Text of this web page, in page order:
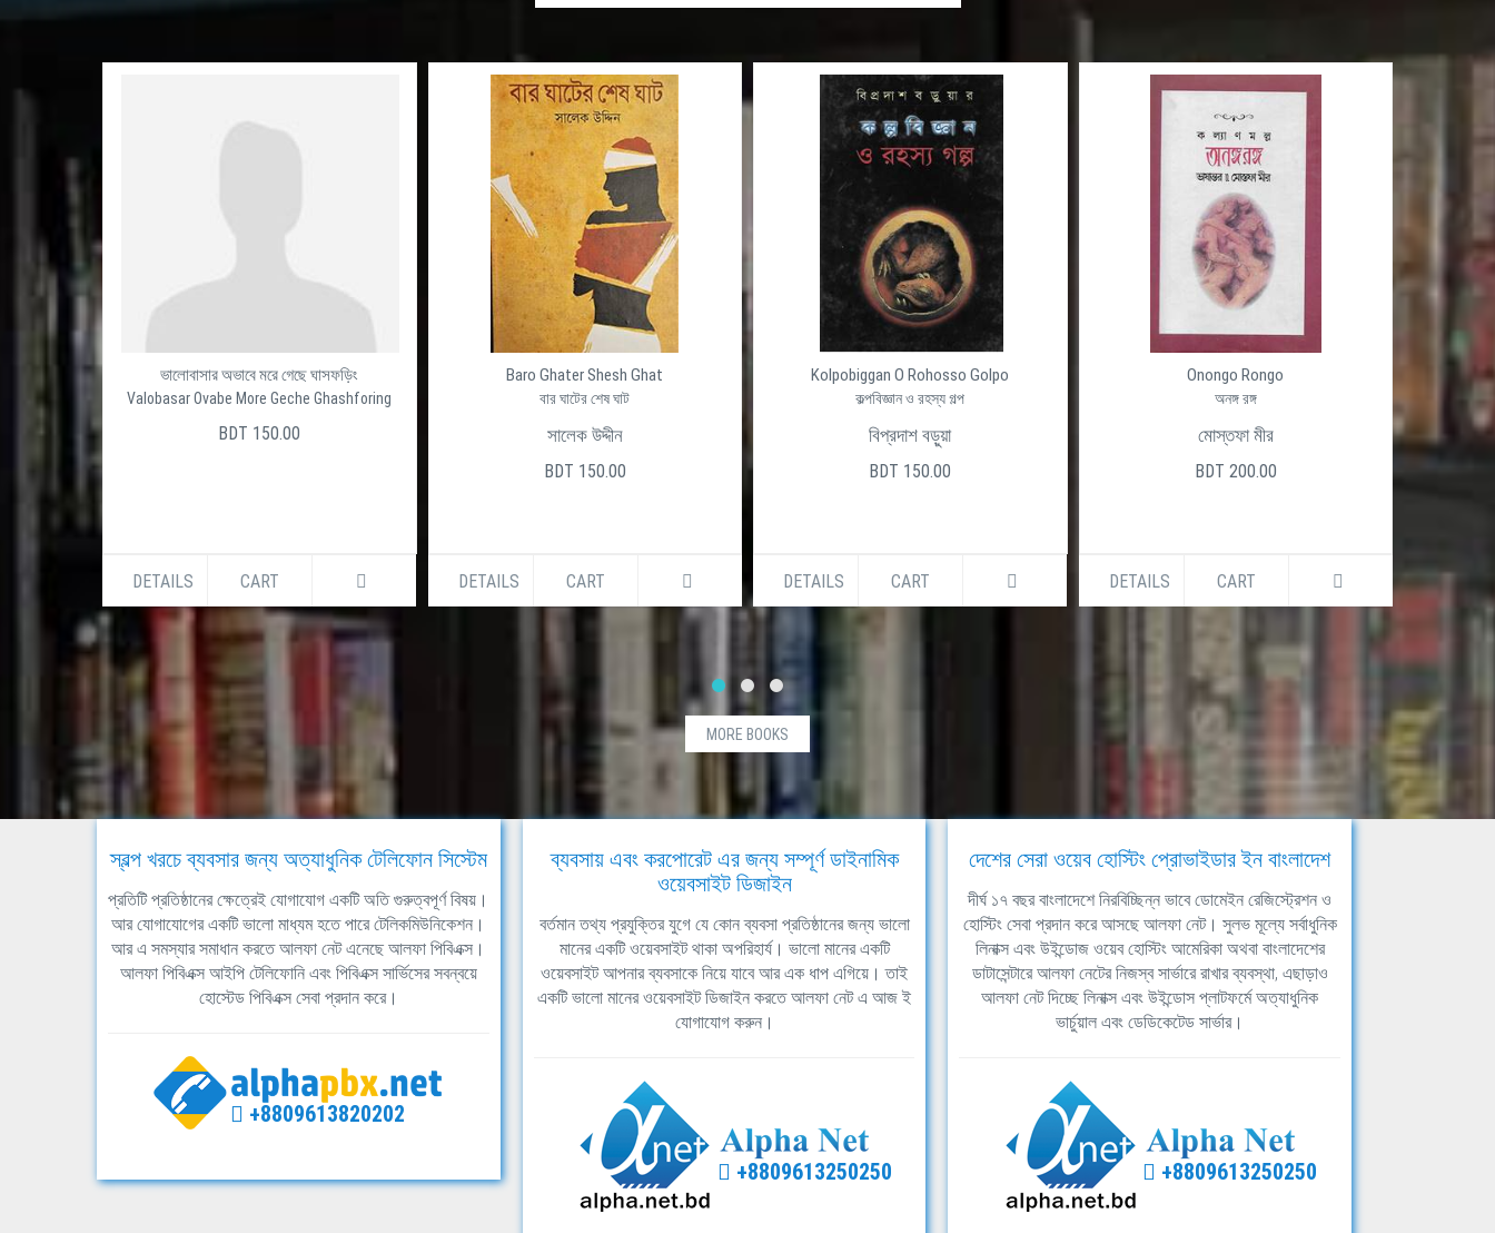
ভালোবাসার অভাবে মরে গেছে ঘাসফড়িং
Valobasar Ovabe More Geche Ghashforing
BDT 150.00
DETAILS CART
Baro Ghater Shesh Ghat
বার ঘাটের শেষ ঘাট
সালেক উদ্দীন
BDT 150.00
DETAILS CART
Kolpobiggan O Rohosso Golpo
কল্পবিজ্ঞান ও রহস্য গল্প
বিপ্রদাশ বড়ুয়া
BDT 150.00
DETAILS CART
Onongo Rongo
অনঙ্গ রঙ্গ
মোস্তফা মীর
BDT 200.00
DETAILS CART
MORE BOOKS
স্বল্প খরচে ব্যবসার জন্য অত্যাধুনিক টেলিফোন সিস্টেম
প্রতিটি প্রতিষ্ঠানের ক্ষেত্রেই যোগাযোগ একটি অতি গুরুত্বপূর্ণ বিষয়।
আর যোগাযোগের একটি ভালো মাধ্যম হতে পারে টেলিকমিউনিকেশন।
আর এ সমস্যার সমাধান করতে আলফা নেট এনেছে আলফা পিবিএক্স।
আলফা পিবিএক্স আইপি টেলিফোনি এবং পিবিএক্স সার্ভিসের সবন্বয়ে
হোস্টেড পিবিএক্স সেবা প্রদান করে।
+8809613820202
ব্যবসায় এবং করপোরেট এর জন্য সম্পূর্ণ ডাইনামিক
ওয়েবসাইট ডিজাইন
বর্তমান তথ্য প্রযুক্তির যুগে যে কোন ব্যবসা প্রতিষ্ঠানের জন্য ভালো
মানের একটি ওয়েবসাইট থাকা অপরিহার্য। ভালো মানের একটি
ওয়েবসাইট আপনার ব্যবসাকে নিয়ে যাবে আর এক ধাপ এগিয়ে। তাই
একটি ভালো মানের ওয়েবসাইট ডিজাইন করতে আলফা নেট এ আজ ই
যোগাযোগ করুন।
+8809613250250
দেশের সেরা ওয়েব হোস্টিং প্রোভাইডার ইন বাংলাদেশ
দীর্ঘ ১৭ বছর বাংলাদেশে নিরবিচ্ছিন্ন ভাবে ডোমেইন রেজিস্ট্রেশন ও
হোস্টিং সেবা প্রদান করে আসছে আলফা নেট। সুলভ মূল্যে সর্বাধুনিক
লিনাক্স এবং উইন্ডোজ ওয়েব হোস্টিং আমেরিকা অথবা বাংলাদেশের
ডাটাসেন্টারে আলফা নেটের নিজস্ব সার্ভারে রাখার ব্যবস্থা, এছাড়াও
আলফা নেট দিচ্ছে লিনাক্স এবং উইন্ডোস প্লাটফর্মে অত্যাধুনিক
ভার্চুয়াল এবং ডেডিকেটেড সার্ভার।
+8809613250250